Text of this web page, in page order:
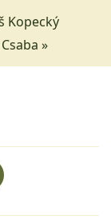
Kopecký
»